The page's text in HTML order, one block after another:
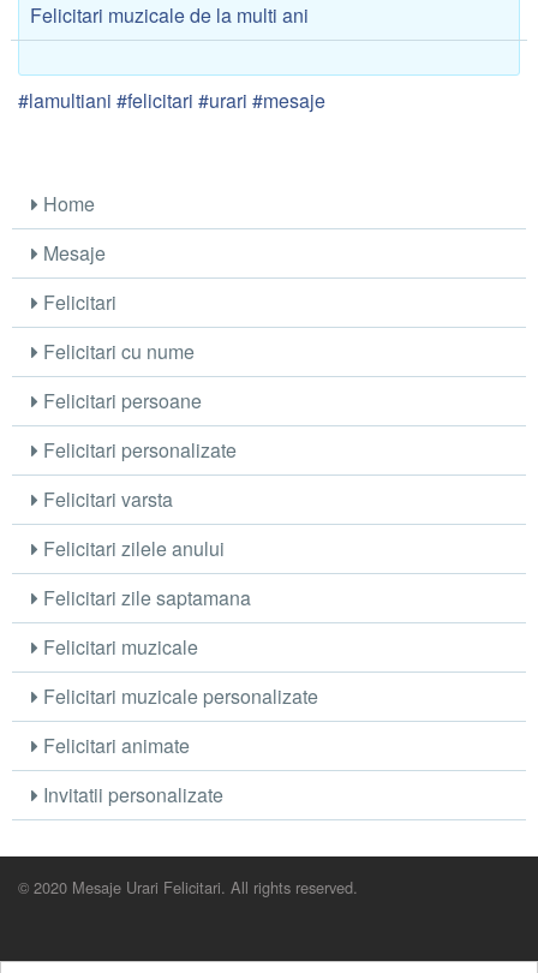
Felicitari muzicale de la multi ani
#lamultiani #felicitari #urari #mesaje
Home
Mesaje
Felicitari
Felicitari cu nume
Felicitari persoane
Felicitari personalizate
Felicitari varsta
Felicitari zilele anului
Felicitari zile saptamana
Felicitari muzicale
Felicitari muzicale personalizate
Felicitari animate
Invitatii personalizate
© 2020 Mesaje Urari Felicitari. All rights reserved.